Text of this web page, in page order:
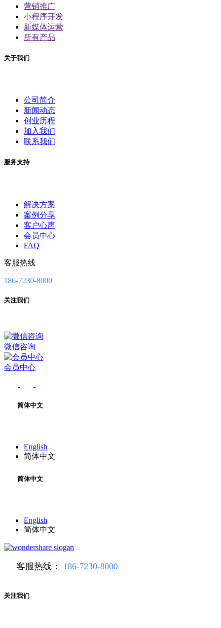
营销推广
小程序开发
新媒体运营
所有产品
关于我们
公司简介
新闻动态
创业历程
加入我们
联系我们
服务支持
解决方案
案例分享
客户心声
会员中心
FAQ
客服热线
186-7230-8000
关注我们
微信咨询
会员中心
简体中文
English
简体中文
简体中文
English
简体中文
客服热线： 186-7230-8000
关注我们